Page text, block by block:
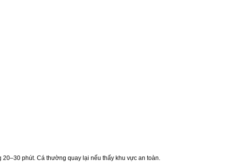
phút. Cá thường quay lại nếu thấy khu vực an toàn.